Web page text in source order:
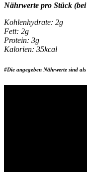
Nährwerte pro Stück
Kohlenhydrate: 2g
Fett: 2g
Protein: 3g
Kalorien: 35kcal
#Die angegeben Nährwerte sind